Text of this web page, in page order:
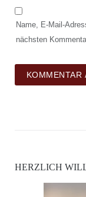
Name, E-Mail-
nächsten
HERZLICH